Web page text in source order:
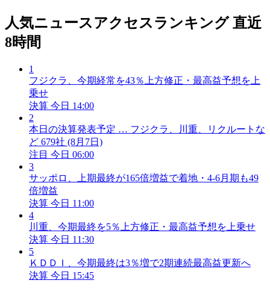
人気ニュースアクセスランキング 直近
8時間
1
フジクラ、今期経常を43％上方修正・最高益予想を上
乗せ
決算 今日 14:00
2
本日の決算発表予定 … フジクラ、川重、リクルートな
ど 679社 (8月7日)
注目 今日 06:00
3
サッポロ、上期最終が165倍増益で着地・4-6月期も49
倍増益
決算 今日 11:00
4
川重、今期最終を5％上方修正・最高益予想を上乗せ
決算 今日 11:30
5
ＫＤＤＩ、今期最終は3％増で2期連続最高益更新へ
決算 今日 15:45